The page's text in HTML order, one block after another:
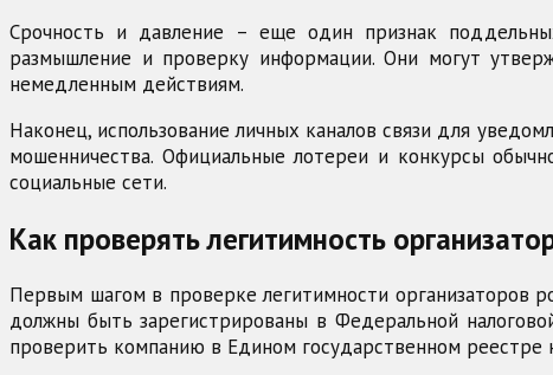
Срочность и давление – еще один признак
размышление и проверку информации. Они могут
немедленным действиям.
Наконец, использование личных каналов связи для
мошенничества. Официальные лотереи и конкурсы
социальные сети.
Как проверять легитимность
Первым шагом в проверке легитимности организаторов
должны быть зарегистрированы в Федеральной
проверить компанию в Едином государственном